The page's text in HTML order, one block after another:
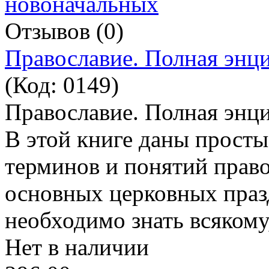
Отзывов (0)
Православие. Полная
(Код: 0149)
Православие. Полная
В этой книге даны
терминов и понятий
основных церковных
необходимо знать
Нет в наличии